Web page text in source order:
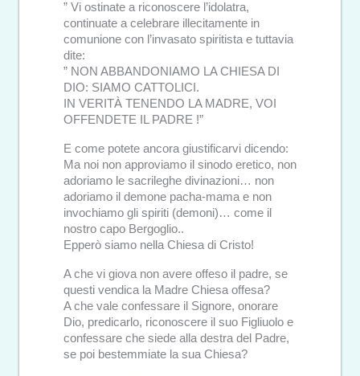
” Vi ostinate a riconoscere l’idolatra,
continuate a celebrare illecitamente in
comunione con l’invasato spiritista e tuttavia
dite:
” NON ABBANDONIAMO LA CHIESA DI
DIO: SIAMO CATTOLICI.
IN VERITÀ TENENDO LA MADRE, VOI
OFFENDETE IL PADRE !”
E come potete ancora giustificarvi dicendo:
Ma noi non approviamo il sinodo eretico, non
adoriamo le sacrileghe divinazioni… non
adoriamo il demone pacha-mama e non
invochiamo gli spiriti (demoni)… come il
nostro capo Bergoglio..
Epperò siamo nella Chiesa di Cristo!
A che vi giova non avere offeso il padre, se
questi vendica la Madre Chiesa offesa?
A che vale confessare il Signore, onorare
Dio, predicarlo, riconoscere il suo Figliuolo e
confessare che siede alla destra del Padre,
se poi bestemmiate la sua Chiesa?